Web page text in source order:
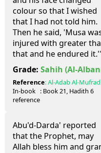
colour so that I wished
that I had not told him.
Then he said, 'Musa
injured with greater
that and he endured
Grade: Sahih (Al-
Reference:Al-Adab Al-Mufrad
In-book
reference
: Book21, Hadith 6
Abu'd-Darda' reported
that the Prophet, may
Allah bless him and